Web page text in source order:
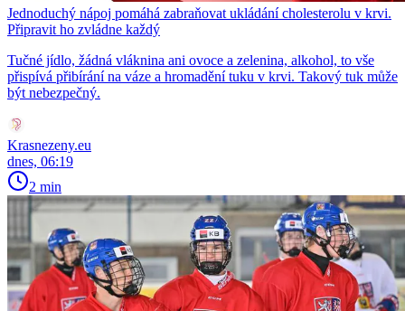
Jednoduchý nápoj pomáhá zabraňovat ukládání cholesterolu v krvi.
Připravit ho zvládne každý
Tučné jídlo, žádná vláknina ani ovoce a zelenina, alkohol, to vše
přispívá přibírání na váze a hromadění tuku v krvi. Takový tuk může
být nebezpečný.
Krasnezeny.eu
dnes, 06:19
2 min